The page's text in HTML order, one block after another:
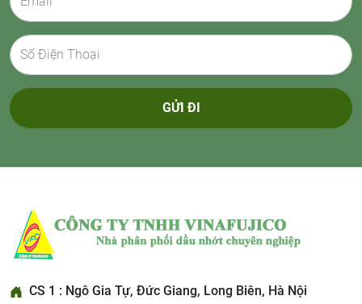
GỬI ĐI
CS 1 : Ngô Gia Tự, Đức Giang, Long Biên, Hà Nội